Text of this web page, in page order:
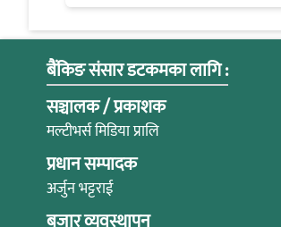
बैंकिङ संसार डटकमका लागि :
सञ्चालक / प्रकाशक
मल्टीभर्स मिडिया प्रालि
प्रधान सम्पादक
अर्जुन भट्टराई